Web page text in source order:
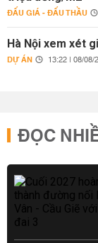
ĐẤU GIÁ - ĐẤU THẦU
Hà Nội xem xét
DỰ ÁN 13:22 | 08/08/
ĐỌC